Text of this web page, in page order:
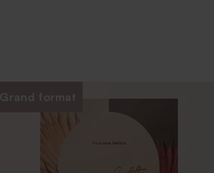
Grand format